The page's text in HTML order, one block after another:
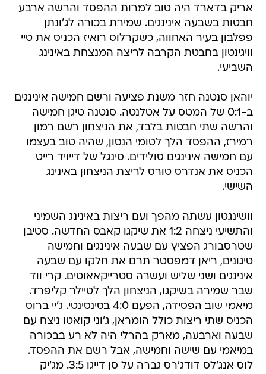
אריק בדארד היה טוב למרות ההפסד והרשה ארבע
חבטות בשבעה אינינגים. שמירת בכורה לג'ונתן
פפלבון בעיר האחווה, כשקרלוס רואיז הכניס את טיי
וויגינטון בחבטת הקרבה לריצה המנצחת באינינג
השביעי.
יוהאן סנטנה חזר משנת פציעה ורשם חמישה אינינגים
ב-0:1 של המטס על אטלנטה. סנטנה טיגן חמישה
והרשה שתי חבטות בלבד, את הניצחון רשם רמון
רמירז, ההפסד הלך לטומי הנסון, שהיה טוב בעצמו
עם חמישה אינינגים סולידים. סינגל של דייויד רייט
הכניס את אנדרס טורס לריצת הניצחון באינינג
השישי.
וושינגטון עשתה מהפך ועם ריצות באינינג השמיני
והתשיעי ניצחה 1:2 את שיקגו קאבס החדשה. סטיבן
שטרסבורג הפציץ עם שבעה אינינגים וחמישה
טיגונים, ריאן דמפסטר תרם את חלקו עם שבעה
אינינגים ושני שליש ועשרה סטרייקאאוטים. קרי ווד
שבר שמירה בשיקגו, הניצחון הלך לטיילר קליפרד.
מיאמי שוב הפסידה, הפעם 4:0 בסינסינטי. ג'יי ברוס
הכניס שתי ריצות כולל הומראן, ג'וני קואטו ניצח עם
שבעה וארבעה, מארק בהרלי היה לא רע בבכורה
במיאמי עם שישה וחמישה, אבל רשם את ההפסד.
לוס אנג'לס דודג'רס גברה על סן דייגו 3:5. מג'יק